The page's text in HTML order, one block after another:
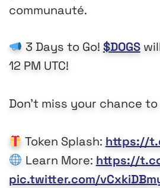
communauté.
3 Days to Go! $DOGS
12 PM UTC!
Don't miss your chance to
Token Splash: https://
Learn More: https://
pic.twitter.com/